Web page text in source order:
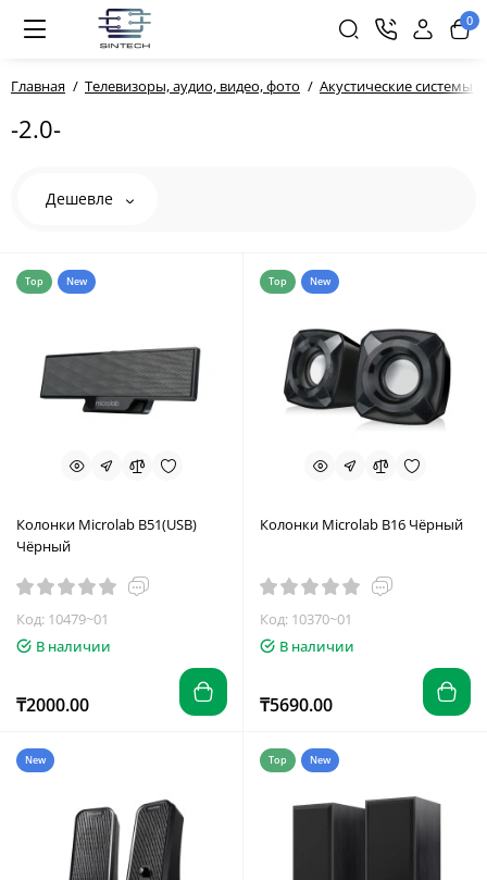
0
Главная Телевизоры, аудио, видео, фото Акустические системы
-2.0-
Дешевле
Top New
Колонки Microlab B51(USB)
Чёрный
Код: 10479~01
В наличии
₸2000.00
Top New
Колонки Microlab B16 Чёрный
Код: 10370~01
В наличии
₸5690.00
New Top New